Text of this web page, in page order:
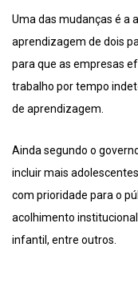
Uma das mudanças é a
aprendizagem de dois
para que as empresas
trabalho por tempo
de aprendizagem.
Ainda segundo o
incluir mais
com prioridade para o
acolhimento
infantil, entre outros.